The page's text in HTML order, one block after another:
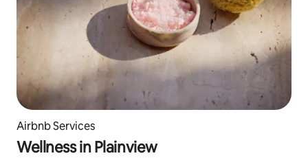
Airbnb Services
Wellness in Plainview